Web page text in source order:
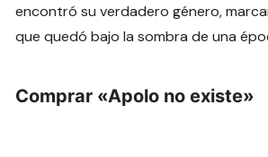
encontró su verdadero género,
que quedó bajo la sombra de una
Comprar «Apolo no existe»